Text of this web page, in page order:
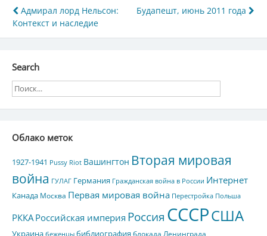
Навигация
по
Адмирал лорд Нельсон:
Контекст и наследие
Будапешт, июнь 2011 года
Search
Облако меток
1927-1941 Pussy Riot Вашингтон Вторая мировая
война ГУЛАГ Германия Гражданская война в России Интернет
Канада Москва Первая мировая война Перестройка Польша
РККА Российская империя Россия СССРСША
Украина библиография блокада Ленинграда